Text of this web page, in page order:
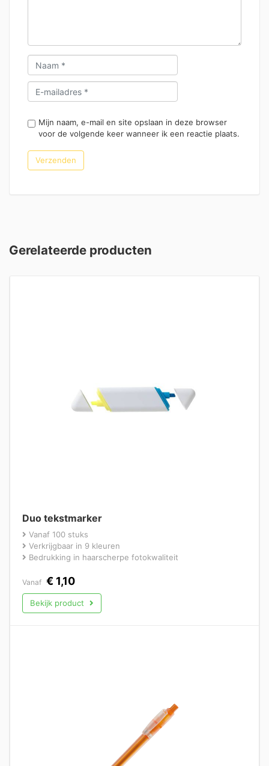
Mijn naam, e-mail en site opslaan in deze browser
voor de volgende keer wanneer ik een reactie plaats.
Gerelateerde producten
Duo tekstmarker
Vanaf 100 stuks
Verkrijgbaar in 9 kleuren
Bedrukking in haarscherpe fotokwaliteit
Vanaf € 1,10
Bekijk product